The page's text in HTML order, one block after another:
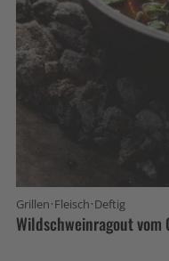
Grillen·Fleisch·Deftig
Wildschweinragout